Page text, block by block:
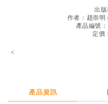
得獎作品推介
出版
作者： 趙崇明
產品編號
定價
<
產品資訊